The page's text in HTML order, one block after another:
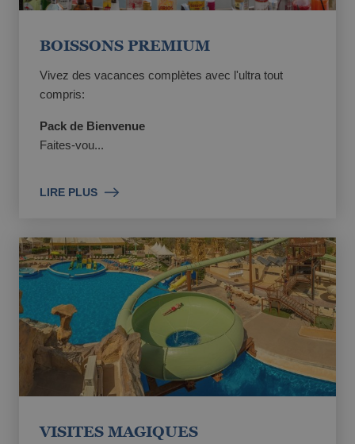
BOISSONS PREMIUM
Vivez des vacances complètes avec l'ultra tout
compris:
Pack de Bienvenue
Faites-vou...
LIRE PLUS
VISITES MAGIQUES